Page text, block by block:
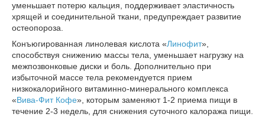
уменьшает потерю кальция, поддерживает эластичность
хрящей и соединительной ткани, предупреждает развитие
остеопороза.
Конъюгированная линолевая кислота «Линофит»,
способствуя снижению массы тела, уменьшает нагрузку на
межпозвонковые диски и боль. Дополнительно при
избыточной массе тела рекомендуется прием
низкокалорийного витаминно-минерального комплекса
«Вива-Фит Кофе», которым заменяют 1-2 приема пищи в
течение 2-3 недель, для снижения суточного калоража пищи.